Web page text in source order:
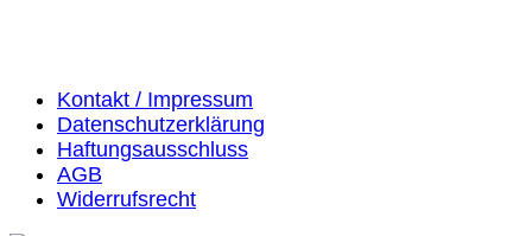
Kontakt / Impressum
Datenschutzerklärung
Haftungsausschluss
AGB
Widerrufsrecht